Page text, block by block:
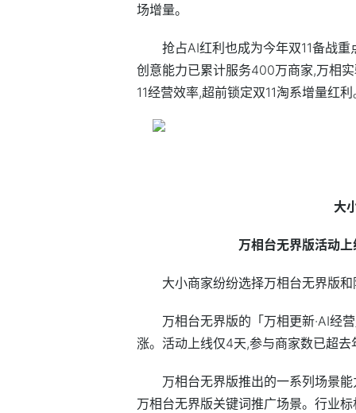
场增量。
抢占AI红利也成为今年双11备战
创意能力已累计服务400万商家,万相
11经营效率,超前锁定双11淘系增量红利
大
万相台无界版活动
大小商家纷纷选择万相台无界版
万相台无界版的「万相更新·AI经
涨。活动上线仅4天,参与商家数已超去
万相台无界版推出的一系列场景
万相台无界版关键词推广场景。行业